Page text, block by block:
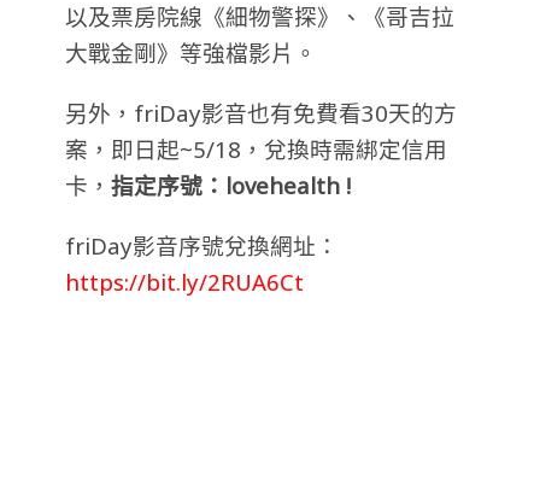
以及票房院線《細物警探》、《哥吉拉
大戰金剛》等強檔影片。
另外，friDay影音也有免費看30天的方
案，即日起~5/18，兌換時需綁定信用
卡， 指定序號：lovehealth !
friDay影音序號兌換網址：
https://bit.ly/2RUA6Ct